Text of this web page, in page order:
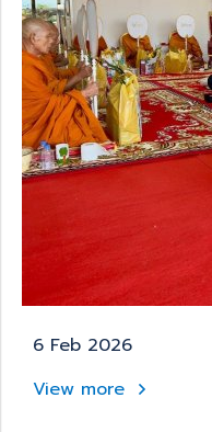
6 Feb 2026
View more